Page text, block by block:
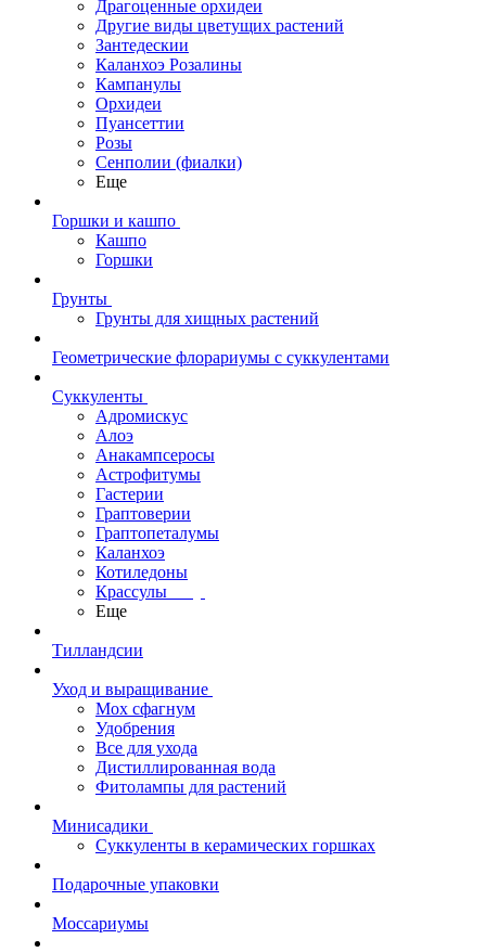
Драгоценные орхидеи
Другие виды цветущих растений
Зантедескии
Каланхоэ Розалины
Кампанулы
Орхидеи
Пуансеттии
Розы
Сенполии (фиалки)
Еще
Горшки и кашпо
Кашпо
Горшки
Грунты
Грунты для хищных растений
Геометрические флорариумы с суккулентами
Суккуленты
Адромискус
Алоэ
Анакампсеросы
Астрофитумы
Гастерии
Граптоверии
Граптопеталумы
Каланхоэ
Котиледоны
Крассулы
Еще
Тилландсии
Уход и выращивание
Мох сфагнум
Удобрения
Все для ухода
Дистиллированная вода
Фитолампы для растений
Минисадики
Суккуленты в керамических горшках
Подарочные упаковки
Моссариумы